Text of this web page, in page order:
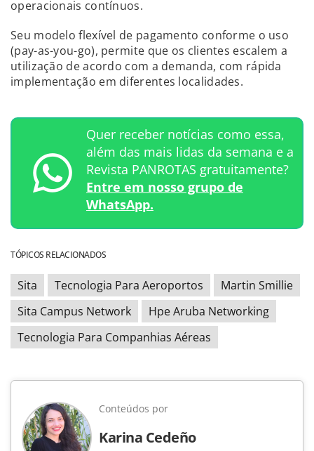
operacionais contínuos.
Seu modelo flexível de pagamento conforme o uso
(pay-as-you-go), permite que os clientes escalem a
utilização de acordo com a demanda, com rápida
implementação em diferentes localidades.
Quer receber notícias como essa,
além das mais lidas da semana e a
Revista PANROTAS gratuitamente?
Entre em nosso grupo de
WhatsApp.
TÓPICOS RELACIONADOS
Sita Tecnologia Para Aeroportos
Martin Smillie
Sita Campus Network
Hpe Aruba Networking
Tecnologia Para Companhias Aéreas
Conteúdos por
Karina Cedeño